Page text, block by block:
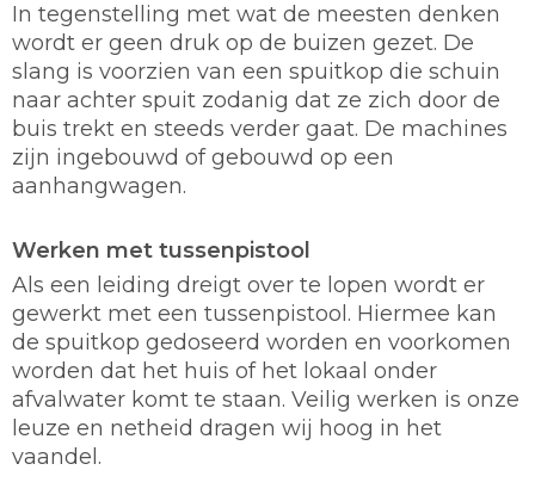
In tegenstelling met wat de meesten denken
wordt er geen druk op de buizen gezet. De
slang is voorzien van een spuitkop die schuin
naar achter spuit zodanig dat ze zich door de
buis trekt en steeds verder gaat. De machines
zijn ingebouwd of gebouwd op een
aanhangwagen.
Werken met tussenpistool
Als een leiding dreigt over te lopen wordt er
gewerkt met een tussenpistool. Hiermee kan
de spuitkop gedoseerd worden en voorkomen
worden dat het huis of het lokaal onder
afvalwater komt te staan. Veilig werken is onze
leuze en netheid dragen wij hoog in het
vaandel.